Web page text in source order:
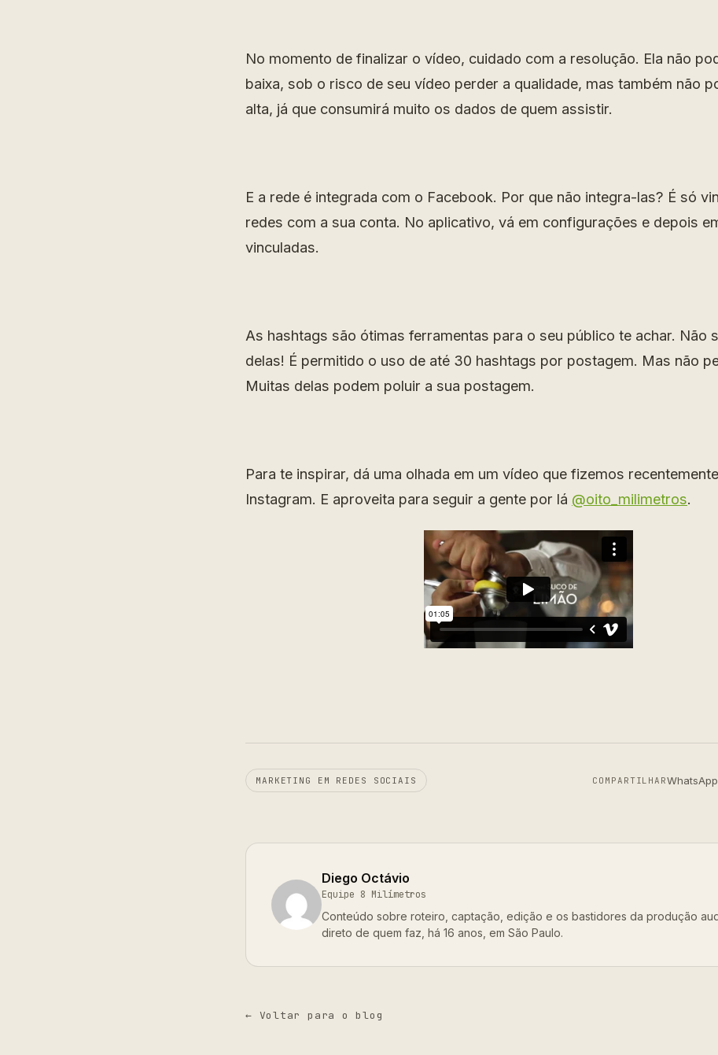
No momento de finalizar o vídeo, cuidado com a resolução. Ela não
baixa, sob o risco de seu vídeo perder a qualidade, mas também não
alta, já que consumirá muito os dados de quem assistir.
E a rede é integrada com o Facebook. Por que não integra-las? É só
redes com a sua conta. No aplicativo, vá em configurações e depois
vinculadas.
As hashtags são ótimas ferramentas para o seu público te achar. Não
delas! É permitido o uso de até 30 hashtags por postagem. Mas não
Muitas delas podem poluir a sua postagem.
Para te inspirar, dá uma olhada em um vídeo que fizemos
Instagram. E aproveita para seguir a gente por lá @oito_milimetros.
MARKETING EM REDES SOCIAIS COMPARTILHARWhatsApp
Diego Octávio
Equipe 8 Milímetros
Conteúdo sobre roteiro, captação, edição e os bastidores da produção
direto de quem faz, há 16 anos, em São Paulo.
← Voltar para o blog